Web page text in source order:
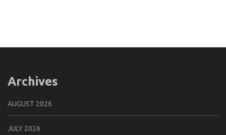
Archives
AUGUST 2026
JULY 2026